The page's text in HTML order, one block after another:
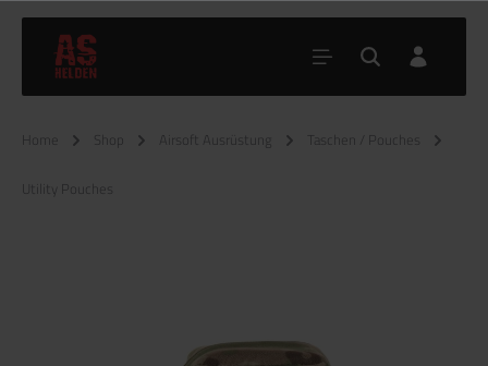
Home Shop Airsoft Ausrüstung Taschen / Pouches
Utility Pouches